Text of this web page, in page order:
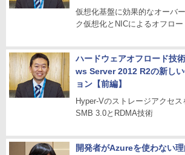
仮想化基盤に効果的なオーバ
ク仮想化とNICによるオフロ
ハードウェアオフロード技
ws Server 2012 R2の新し
ョン【前編】
Hyper-Vのストレージアクセ
SMB 3.0とRDMA技術
開発者がAzureを使わない